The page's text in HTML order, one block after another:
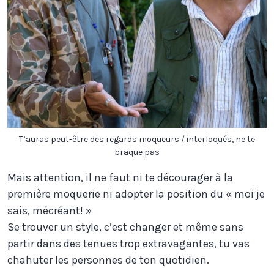
T’auras peut-être des regards moqueurs / interloqués, ne te
braque pas
Mais attention, il ne faut ni te décourager à la
première moquerie ni adopter la position du « moi je
sais, mécréant! »
Se trouver un style, c’est changer et même sans
partir dans des tenues trop extravagantes, tu vas
chahuter les personnes de ton quotidien.